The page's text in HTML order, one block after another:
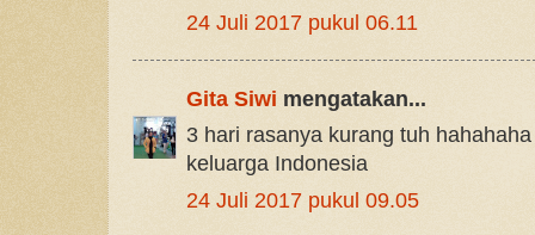
24 Juli 2017 pukul 06.11
Gita Siwi mengatakan...
3 hari rasanya kurang tuh
keluarga Indonesia
24 Juli 2017 pukul 09.05